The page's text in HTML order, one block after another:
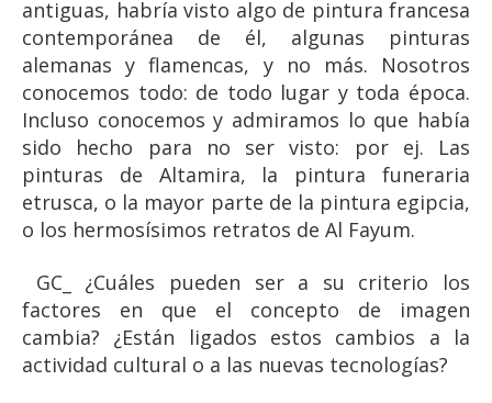
antiguas, habría visto algo de pintura francesa
contemporánea de él, algunas pinturas
alemanas y flamencas, y no más. Nosotros
conocemos todo: de todo lugar y toda época.
Incluso conocemos y admiramos lo que había
sido hecho para no ser visto: por ej. Las
pinturas de Altamira, la pintura funeraria
etrusca, o la mayor parte de la pintura egipcia,
o los hermosísimos retratos de Al Fayum.
GC_ ¿Cuáles pueden ser a su criterio los
factores en que el concepto de imagen
cambia? ¿Están ligados estos cambios a la
actividad cultural o a las nuevas tecnologías?